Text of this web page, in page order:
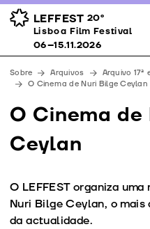
LEFFEST 20º
Lisboa Film Festival 06–15.11.2026
Prémios
Espaços
Apoios
Equipa
Downloads
Contactos
Lisboa Film Festival
06–15.11.2026
Sobre Arquivos Arquivo
O Cinema de Nuri Bilge Ceylan
O Cinema
Ceylan
O LEFFEST organiza
Nuri Bilge Ceylan, o
da actualidade.